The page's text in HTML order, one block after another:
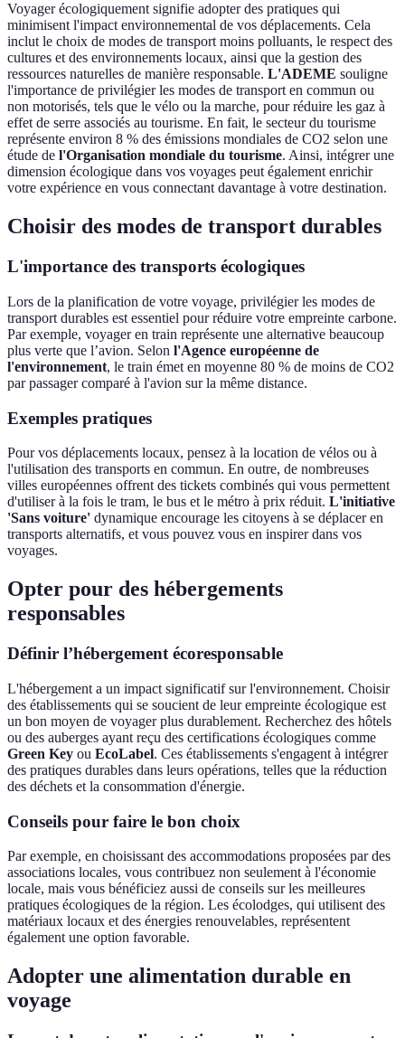
Voyager écologiquement signifie adopter des pratiques qui
minimisent l'impact environnemental de vos déplacements. Cela
inclut le choix de modes de transport moins polluants, le respect des
cultures et des environnements locaux, ainsi que la gestion des
ressources naturelles de manière responsable. L'ADEME souligne
l'importance de privilégier les modes de transport en commun ou
non motorisés, tels que le vélo ou la marche, pour réduire les gaz à
effet de serre associés au tourisme. En fait, le secteur du tourisme
représente environ 8 % des émissions mondiales de CO2 selon une
étude de l'Organisation mondiale du tourisme. Ainsi, intégrer une
dimension écologique dans vos voyages peut également enrichir
votre expérience en vous connectant davantage à votre destination.
Choisir des modes de transport durables
L'importance des transports écologiques
Lors de la planification de votre voyage, privilégier les modes de
transport durables est essentiel pour réduire votre empreinte carbone.
Par exemple, voyager en train représente une alternative beaucoup
plus verte que l’avion. Selon l'Agence européenne de
l'environnement, le train émet en moyenne 80 % de moins de CO2
par passager comparé à l'avion sur la même distance.
Exemples pratiques
Pour vos déplacements locaux, pensez à la location de vélos ou à
l'utilisation des transports en commun. En outre, de nombreuses
villes européennes offrent des tickets combinés qui vous permettent
d'utiliser à la fois le tram, le bus et le métro à prix réduit. L'initiative
'Sans voiture' dynamique encourage les citoyens à se déplacer en
transports alternatifs, et vous pouvez vous en inspirer dans vos
voyages.
Opter pour des hébergements
responsables
Définir l’hébergement écoresponsable
L'hébergement a un impact significatif sur l'environnement. Choisir
des établissements qui se soucient de leur empreinte écologique est
un bon moyen de voyager plus durablement. Recherchez des hôtels
ou des auberges ayant reçu des certifications écologiques comme
Green Key ou EcoLabel. Ces établissements s'engagent à intégrer
des pratiques durables dans leurs opérations, telles que la réduction
des déchets et la consommation d'énergie.
Conseils pour faire le bon choix
Par exemple, en choisissant des accommodations proposées par des
associations locales, vous contribuez non seulement à l'économie
locale, mais vous bénéficiez aussi de conseils sur les meilleures
pratiques écologiques de la région. Les écolodges, qui utilisent des
matériaux locaux et des énergies renouvelables, représentent
également une option favorable.
Adopter une alimentation durable en
voyage